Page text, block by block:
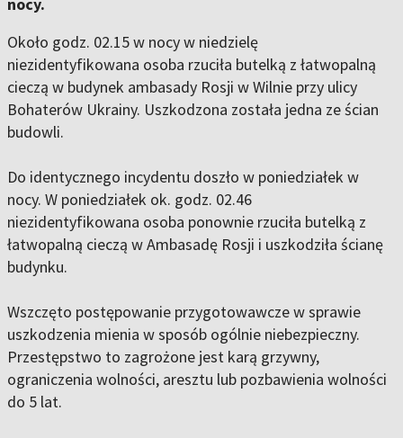
nocy.
Około godz. 02.15 w nocy w niedzielę
niezidentyfikowana osoba rzuciła butelką z łatwopalną
cieczą w budynek ambasady Rosji w Wilnie przy ulicy
Bohaterów Ukrainy. Uszkodzona została jedna ze ścian
budowli.
Do identycznego incydentu doszło w poniedziałek w
nocy. W poniedziałek ok. godz. 02.46
niezidentyfikowana osoba ponownie rzuciła butelką z
łatwopalną cieczą w Ambasadę Rosji i uszkodziła ścianę
budynku.
Wszczęto postępowanie przygotowawcze w sprawie
uszkodzenia mienia w sposób ogólnie niebezpieczny.
Przestępstwo to zagrożone jest karą grzywny,
ograniczenia wolności, aresztu lub pozbawienia wolności
do 5 lat.